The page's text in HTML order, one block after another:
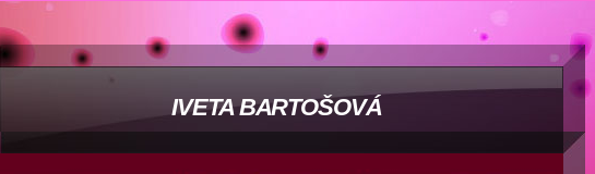
IVETA BARTOŠOVÁ